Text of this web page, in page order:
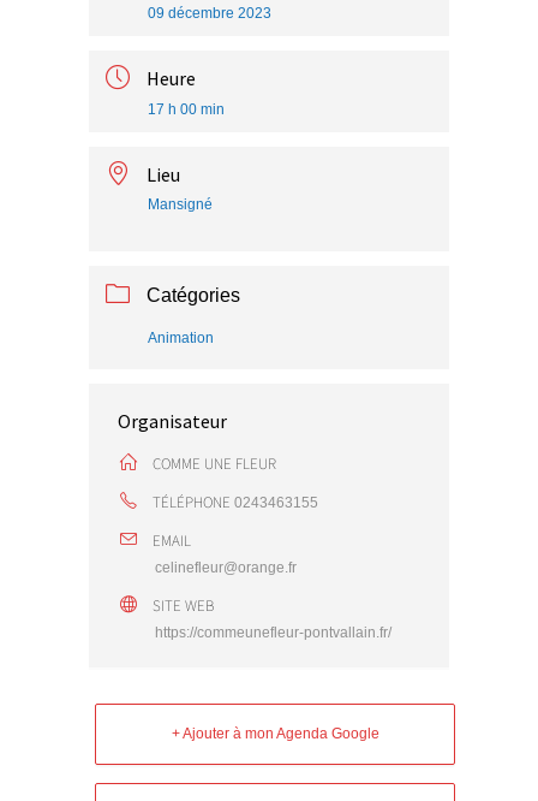
09 décembre 2023
Heure
17 h 00 min
Lieu
Mansigné
Catégories
Animation
Organisateur
COMME UNE FLEUR
TÉLÉPHONE 0243463155
EMAIL
celinefleur@orange.fr
SITE WEB
https://commeunefleur-pontvallain.fr/
+ Ajouter à mon Agenda Google